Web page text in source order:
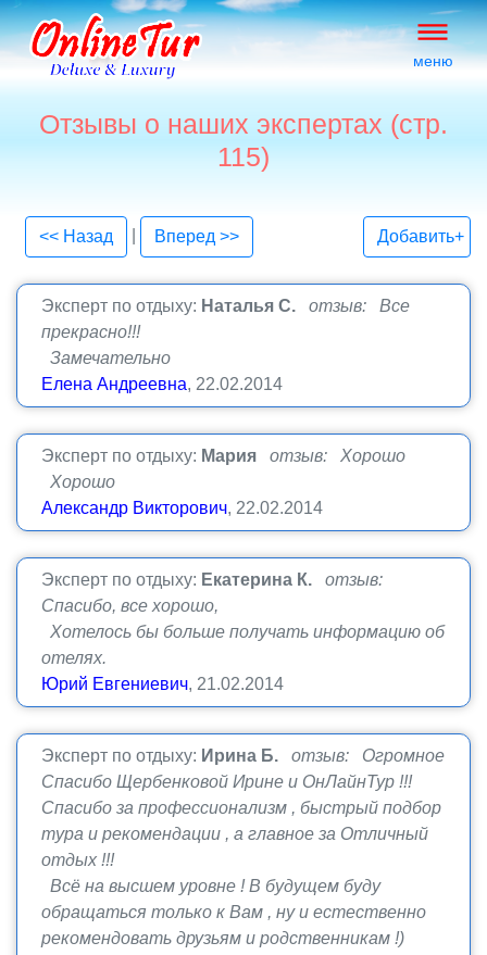
меню
Отзывы о наших экспертах (стр.
115)
<< Назад Вперед >> Добавить+
Эксперт по отдыху: Наталья С.
отзыв: Все
прекрасно!!!
Замечательно
Елена Андреевна, 22.02.2014
Эксперт по отдыху: Мария
отзыв: Хорошо
Хорошо
Александр Викторович, 22.02.2014
Эксперт по отдыху: Екатерина К.
отзыв:
Спасибо, все хорошо,
Хотелось бы больше получать информацию об
отелях.
Юрий Евгениевич, 21.02.2014
Эксперт по отдыху: Ирина Б.
отзыв: Огромное
Спасибо Щербенковой Ирине и ОнЛайнТур !!!
Спасибо за профессионализм , быстрый подбор
тура и рекомендации , а главное за Отличный
отдых !!!
Всё на высшем уровне ! В будущем буду
обращаться только к Вам , ну и естественно
рекомендовать друзьям и родственникам !)